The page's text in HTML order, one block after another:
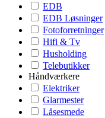
EDB
EDB Løsninger
Fotoforretninger
Hifi & Tv
Husholding
Telebutikker
Håndværkere
Elektriker
Glarmester
Låsesmede